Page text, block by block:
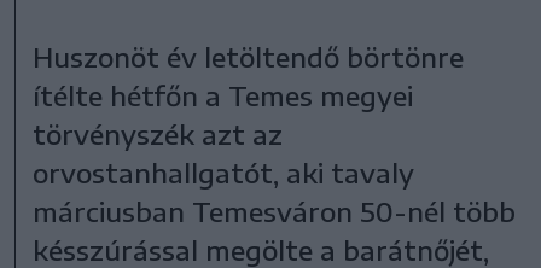
Huszonöt év letöltendő börtönre
ítélte hétfőn a Temes megyei
törvényszék azt az
orvostanhallgatót, aki tavaly
márciusban Temesváron 50-nél több
késszúrással megölte a barátnőjét,